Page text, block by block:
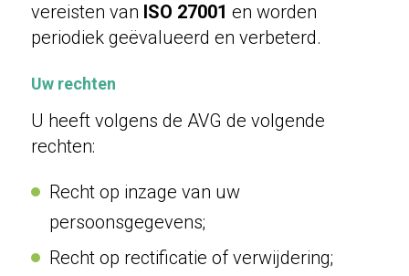
vereisten van ISO 27001 en worden
periodiek geëvalueerd en verbeterd.
Uw rechten
U heeft volgens de AVG de volgende
rechten:
Recht op inzage van uw
persoonsgegevens;
Recht op rectificatie of verwijdering;